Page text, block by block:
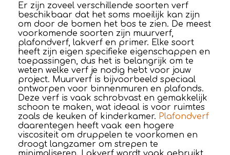
Er zijn zoveel verschillende soorten verf
beschikbaar dat het soms moeilijk kan zijn
om door de bomen het bos te zien. De meest
voorkomende soorten zijn muurverf,
plafondverf, lakverf en primer. Elke soort
heeft zijn eigen specifieke eigenschappen en
toepassingen, dus het is belangrijk om te
weten welke verf je nodig hebt voor jouw
project. Muurverf is bijvoorbeeld speciaal
ontworpen voor binnenmuren en plafonds.
Deze verf is vaak schrobvast en gemakkelijk
schoon te maken, wat ideaal is voor ruimtes
zoals de keuken of kinderkamer. Plafondverf
daarentegen heeft vaak een hogere
viscositeit om druppelen te voorkomen en
droogt langzamer om strepen te